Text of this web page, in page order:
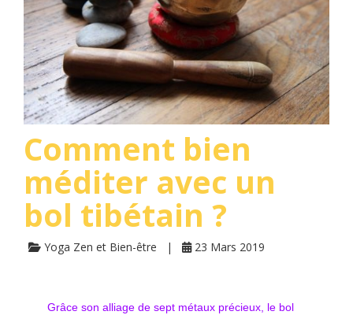
Comment bien
méditer avec un
bol tibétain ?
Yoga Zen et Bien-être 23 Mars 2019
Grâce son alliage de sept métaux précieux, le bol